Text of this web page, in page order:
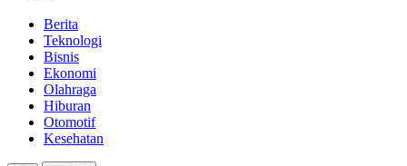
Berita
Teknologi
Bisnis
Ekonomi
Olahraga
Hiburan
Otomotif
Kesehatan